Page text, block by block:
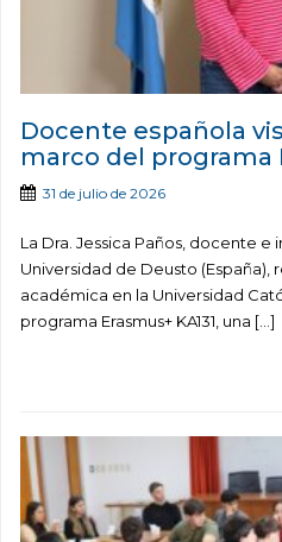
Docente española
marco del programa
31 de julio de 2026
La Dra. Jessica Paños, docente e
Universidad de Deusto (España),
académica en la Universidad
programa Erasmus+ KA131, una […]